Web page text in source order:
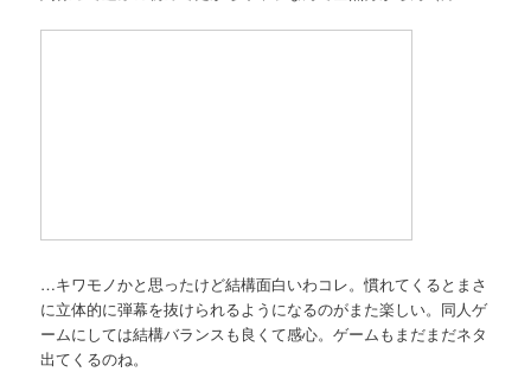
…キワモノかと思ったけど結構面白いわコレ。慣れてくるとまさ
に立体的に弾幕を抜けられるようになるのがまた楽しい。同人ゲ
ームにしては結構バランスも良くて感心。ゲームもまだまだネタ
出てくるのね。